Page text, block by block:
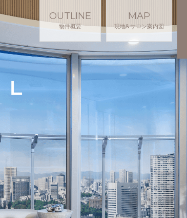
OUTLINE
物件概要
MAP
現地&サロン案内図